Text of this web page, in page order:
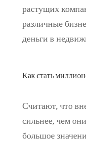
растущих
различные
деньги в
Как стать
Считают, что
сильнее, чем
большое